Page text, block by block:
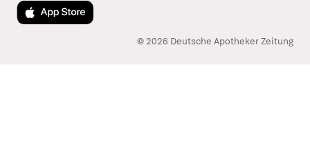
Laden im App Store
© 2026 Deutsche Apotheker Zeitung